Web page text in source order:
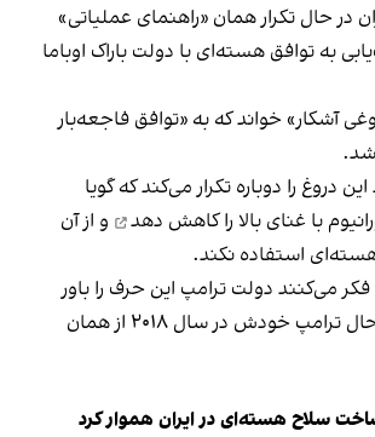
در حال تکرار همان «راهنمای عملیاتی»
به توافق هسته‌ای با دولت باراک اوباما
آشکار» خواند که به «توافق فاجعه‌بار
دروغ را دوباره تکرار می‌کند که گویا
با غنای بالا را کاهش دهد
و از آن
استفاده نکند.
فکر می‌کنند دولت ترامپ این حرف را باور
خواهد کرد؛ به‌ هر حال ترامپ خودش در سال ۲۰۱۸ از همان
ساخت سلاح هسته‌ای در ایران هموار کرد